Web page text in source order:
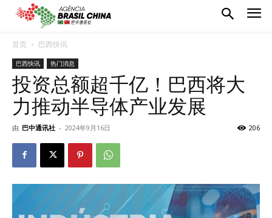
首页 巴西快讯
巴西快讯 热门消息
投资总额超千亿！巴西将大
力推动半导体产业发展
由 巴中通讯社 - 2024年9月16日 206